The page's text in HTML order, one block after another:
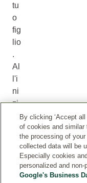
tu
o
fig
lio
.
Al
l'i
ni
zi
qu
es
By clicking ‘Accept
of cookies and similar
the processing of
collected data will be
Especially cookies
personalized and
Google's Business